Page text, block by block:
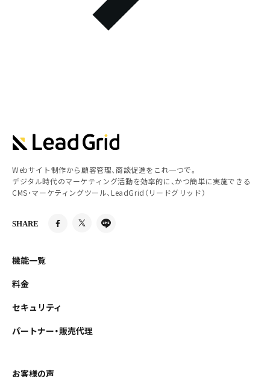
Webサイト制作から顧客管理、商談促進をこれ一つで。
デジタル時代のマーケティング活動を効率的に、かつ簡単に実施できる
CMS・マーケティングツール、LeadGrid（リードグリッド）
SHARE
機能一覧
料金
セキュリティ
パートナー・販売代理
お客様の声